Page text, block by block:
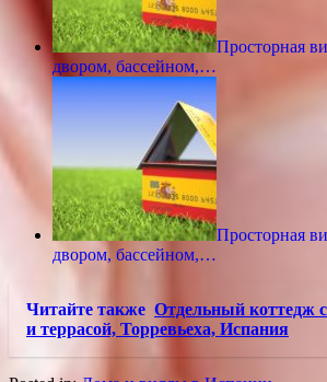
Просторная
двором, бассейном,…
Просторная
двором, бассейном,…
Читайте также Отдельный коттедж
и террасой, Торревьеха, Испания